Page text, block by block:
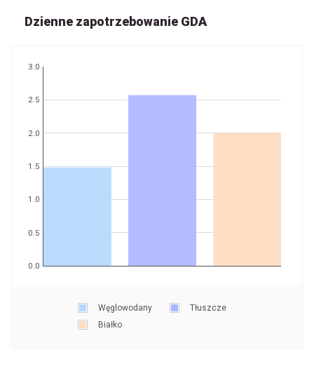
Dzienne zapotrzebowanie GDA
0.0
0.5
1.0
1.5
2.0
2.5
3.0
Węglowodany
Tłuszcze
Białko